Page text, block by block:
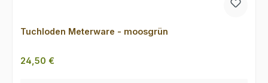
Tuchloden Meterware - moosgrün
Regulärer Preis:
24,50 €